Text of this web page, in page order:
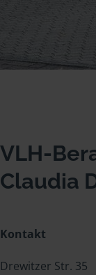
VLH-
Claudia
Kontakt
Drewitzer Str. 35